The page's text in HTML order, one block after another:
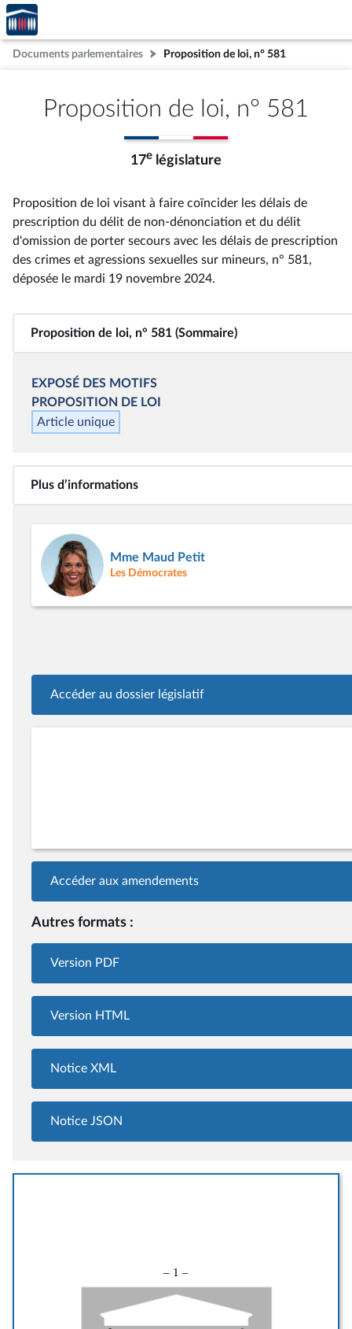
Aller au contenu
Aller en bas de la page
Accèder
à la
page
d'accueil
Documents parlementaires Proposition de loi, n° 581
Proposition de loi, n° 581
17e législature
Proposition de loi visant à faire coïncider les délais de
prescription du délit de non-dénonciation et du délit
d'omission de porter secours avec les délais de prescription
des crimes et agressions sexuelles sur mineurs, n° 581 ,
déposée le mardi 19 novembre 2024.
Proposition de loi, n° 581 (Sommaire)
EXPOSÉ DES MOTIFS
PROPOSITION DE LOI
Article unique
Plus d’informations
Mme Maud Petit
Les Démocrates
Accéder au dossier législatif
Accéder aux amendements
Autres formats :
Version PDF
Version HTML
Notice XML
Notice JSON